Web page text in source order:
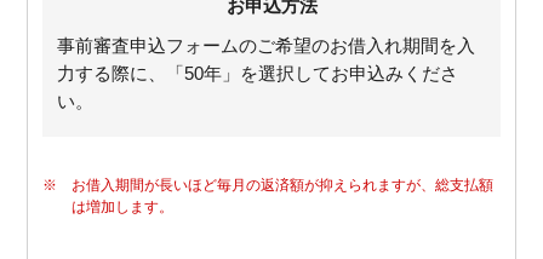
お申込方法
事前審査申込フォームのご希望のお借入れ期間を入
力する際に、「50年」を選択してお申込みくださ
い。
※
お借入期間が長いほど毎月の返済額が抑えられますが、総支払額
は増加します。